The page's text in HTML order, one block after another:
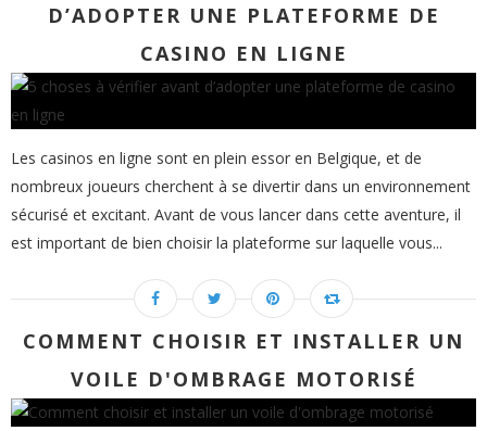
D’ADOPTER UNE PLATEFORME DE
CASINO EN LIGNE
Les casinos en ligne sont en plein essor en Belgique, et de
nombreux joueurs cherchent à se divertir dans un environnement
sécurisé et excitant. Avant de vous lancer dans cette aventure, il
est important de bien choisir la plateforme sur laquelle vous...
COMMENT CHOISIR ET INSTALLER UN
VOILE D'OMBRAGE MOTORISÉ